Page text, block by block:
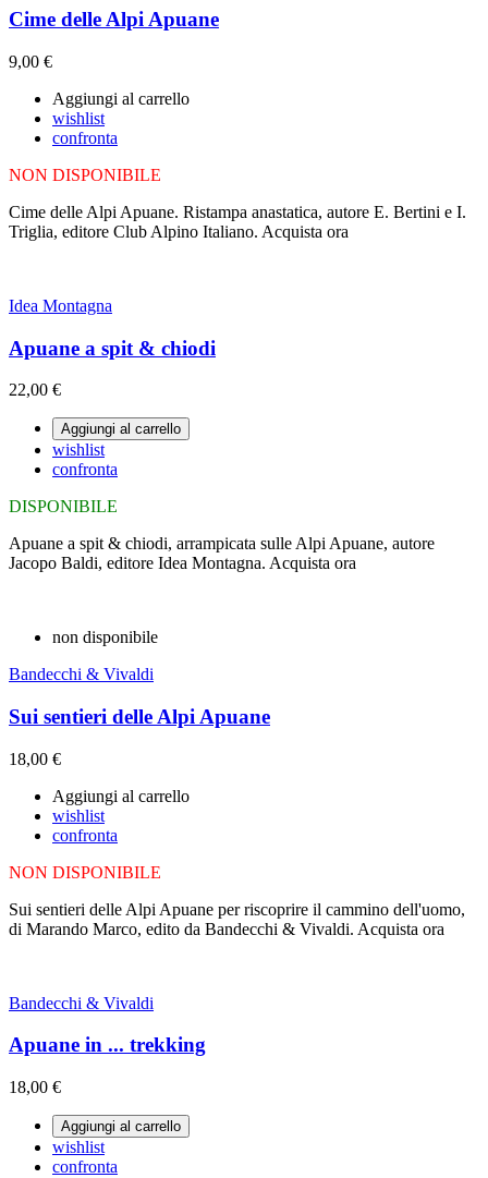
Cime delle Alpi Apuane
9,00 €
Aggiungi al carrello
wishlist
confronta
NON DISPONIBILE
Cime delle Alpi Apuane. Ristampa anastatica, autore E. Bertini e I.
Triglia, editore Club Alpino Italiano. Acquista ora
Idea Montagna
Apuane a spit & chiodi
22,00 €
Aggiungi al carrello
wishlist
confronta
DISPONIBILE
Apuane a spit & chiodi, arrampicata sulle Alpi Apuane, autore
Jacopo Baldi, editore Idea Montagna. Acquista ora
non disponibile
Bandecchi & Vivaldi
Sui sentieri delle Alpi Apuane
18,00 €
Aggiungi al carrello
wishlist
confronta
NON DISPONIBILE
Sui sentieri delle Alpi Apuane per riscoprire il cammino dell'uomo,
di Marando Marco, edito da Bandecchi & Vivaldi. Acquista ora
Bandecchi & Vivaldi
Apuane in ... trekking
18,00 €
Aggiungi al carrello
wishlist
confronta